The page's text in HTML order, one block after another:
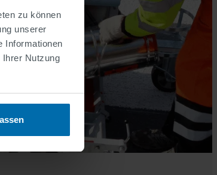
zu können
unserer
Informationen
Ihrer Nutzung